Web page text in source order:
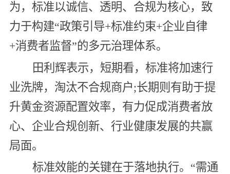
为，标准以诚信、透明、合规为核心，致
力于构建“政策引导+标准约束+企业自律
+消费者监督”的多元治理体系。
田利辉表示，短期看，标准将加速行
业洗牌，淘汰不合规商户;长期则有助于提
升黄金资源配置效率，有力促成消费者放
心、企业合规创新、行业健康发展的共赢
局面。
标准效能的关键在于落地执行。“需通